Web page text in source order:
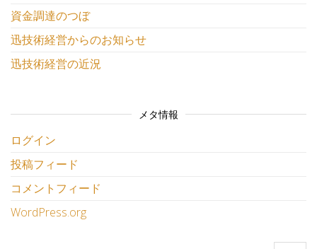
資金調達のつぼ
迅技術経営からのお知らせ
迅技術経営の近況
メタ情報
ログイン
投稿フィード
コメントフィード
WordPress.org